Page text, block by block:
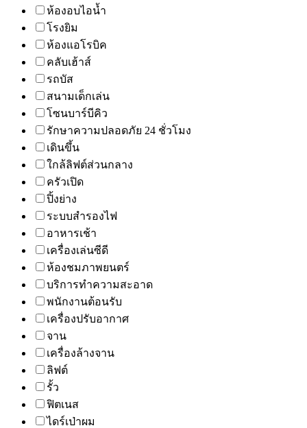
ห้องอบไอน้ำ
โรงยิม
ห้องแอโรบิค
คลับเฮ้าส์
รถบัส
สนามเด็กเล่น
โซนบาร์บีคิว
รักษาความปลอดภัย 24 ชั่วโมง
เดินขึ้น
ใกล้ลิฟต์ส่วนกลาง
ครัวเปิด
ปิ้งย่าง
ระบบสำรองไฟ
อาหารเช้า
เครื่องเล่นซีดี
ห้องชมภาพยนตร์
บริการทำความสะอาด
พนักงานต้อนรับ
เครื่องปรับอากาศ
จาน
เครื่องล้างจาน
ลิฟต์
รั้ว
ฟิตเนส
ไดร์เป่าผม